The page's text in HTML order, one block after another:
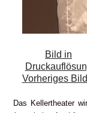
Bild in
Vorheriges Bild
Das Kellertheater